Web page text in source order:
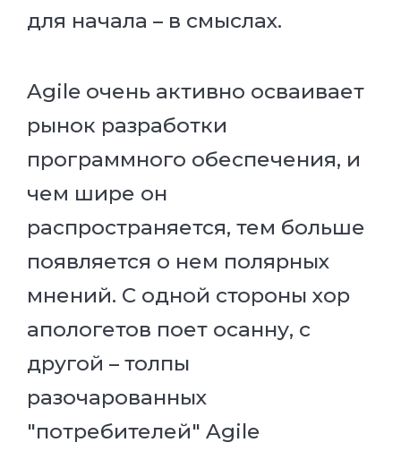
для начала – в смыслах.
Agile очень активно осваивает
рынок разработки
программного обеспечения, и
чем шире он
распространяется, тем больше
появляется о нем полярных
мнений. С одной стороны хор
апологетов поет осанну, с
другой – толпы
разочарованных
"потребителей" Agile